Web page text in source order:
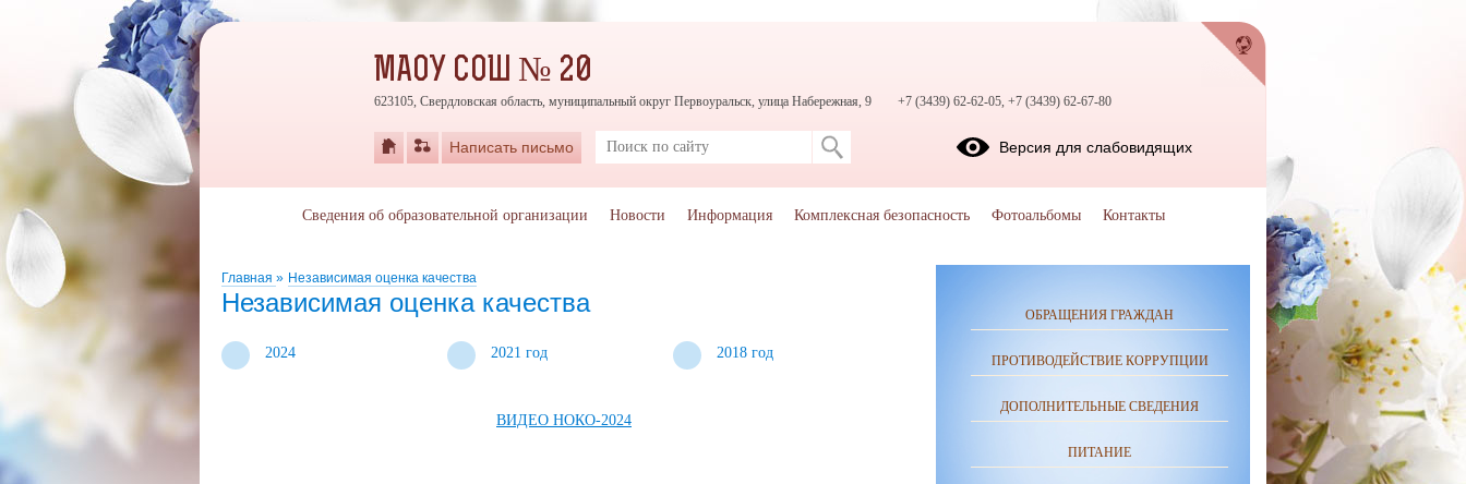
Главная » Независимая оценка качества
Независимая оценка качества
2024 2021 год 2018 год
ВИДЕО НОКО-2024
ОБРАЩЕНИЯ ГРАЖДАН
ПРОТИВОДЕЙСТВИЕ КОРРУПЦИИ
ДОПОЛНИТЕЛЬНЫЕ СВЕДЕНИЯ
ПИТАНИЕ
МАОУ СОШ № 20
623105, Свердловская область, муниципальный округ Первоуральск, улица Набережная, 9 +7 (3439) 62-62-05, +7 (3439) 62-67-80
Написать письмо Версия для слабовидящих
Сведения об образовательной организации Новости Информация Комплексная безопасность Фотоальбомы Контакты